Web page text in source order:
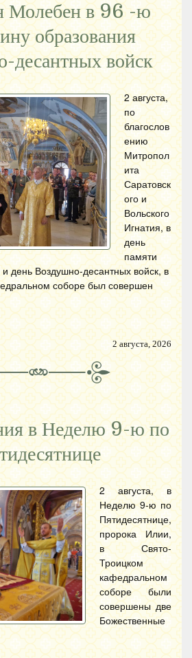
Молебен в 96 -ю
образования
десантных войск
2 августа,
по
благослов
ению
Митропол
ита
Саратовск
ого и
Вольского
Игнатия, в
день
памяти
день Воздушно-десантных войск, в
соборе был совершен
2 августа, 2026
в Неделю 9-ю по
2 августа, в
Неделю 9-ю по
Пятидесятнице,
пророка Илии,
в Свято-
Троицком
кафедральном
соборе были
совершены две
Божественные